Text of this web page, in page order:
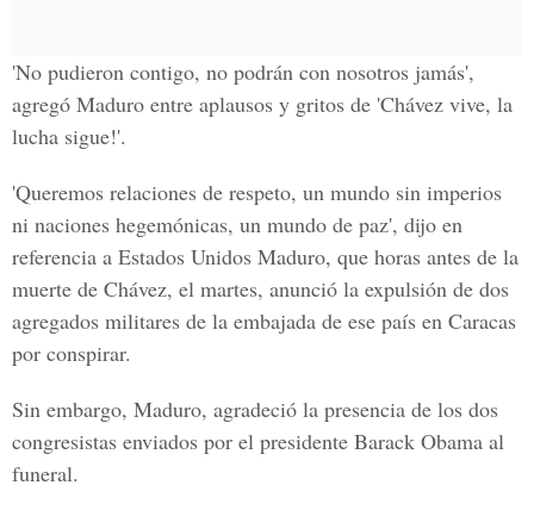
'No pudieron contigo, no podrán con nosotros jamás',
agregó Maduro entre aplausos y gritos de 'Chávez vive, la
lucha sigue!'.
'Queremos relaciones de respeto, un mundo sin imperios
ni naciones hegemónicas, un mundo de paz', dijo en
referencia a Estados Unidos Maduro, que horas antes de la
muerte de Chávez, el martes, anunció la expulsión de dos
agregados militares de la embajada de ese país en Caracas
por conspirar.
Sin embargo, Maduro, agradeció la presencia de los dos
congresistas enviados por el presidente Barack Obama al
funeral.